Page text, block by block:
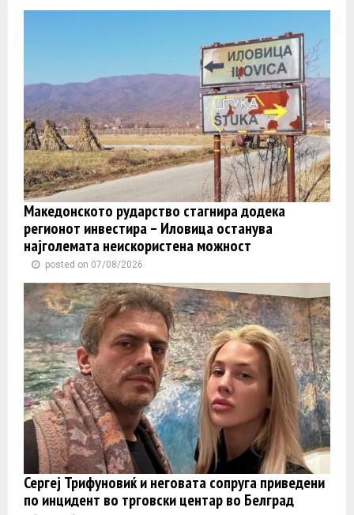
Македонското рударство стагнира додека
регионот инвестира – Иловица останува
најголемата неискористена можност
posted on 07/08/2026
Сергеј Трифуновиќ и неговата сопруга приведени
по инцидент во трговски центар во Белград